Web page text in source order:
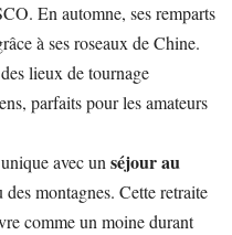
En automne, ses remparts
à ses roseaux de Chine.
lieux de tournage
parfaits pour les amateurs
avec un séjour au
montagnes. Cette retraite
comme un moine durant